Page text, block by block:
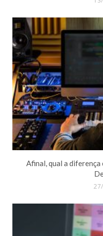
Afinal, qual a